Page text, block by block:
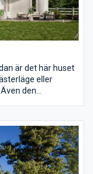
är det här huset
eller
den
och ljusberikande